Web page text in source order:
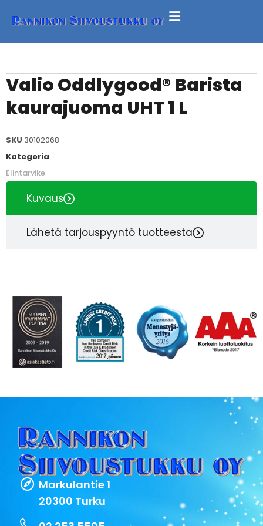
Valio Oddlygood® Barista
kaurajuoma UHT 1 L
SKU 30102068
Kategoria
Elintarvike
Kuvaus
Lähetä tarjouspyyntö tuotteesta
Markulantie 1
20300 Turku